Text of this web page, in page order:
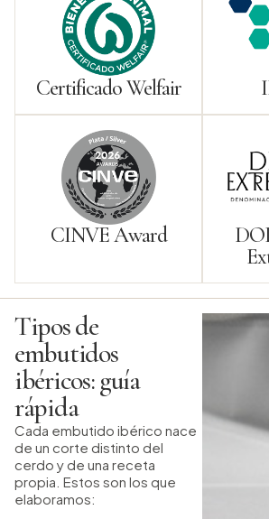
Certificado Welfair
CINVE Award
Tipos de
embutidos
ibéricos: guía
rápida
Cada embutido ibérico nace
de un corte distinto del
cerdo y de una receta
propia. Estos son los que
elaboramos: